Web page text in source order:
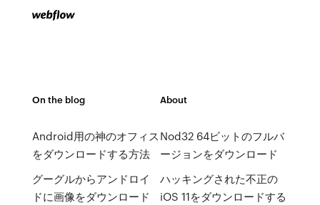
On the blog
Android用の神のオフィス
をダウンロードする方法
グーグルからアンドロイ
ドに画像をダウンロード
About
Nod32 64ビットのフルバ
ージョンをダウンロード
ハッキングされた不正の
iOS 11をダウンロードする